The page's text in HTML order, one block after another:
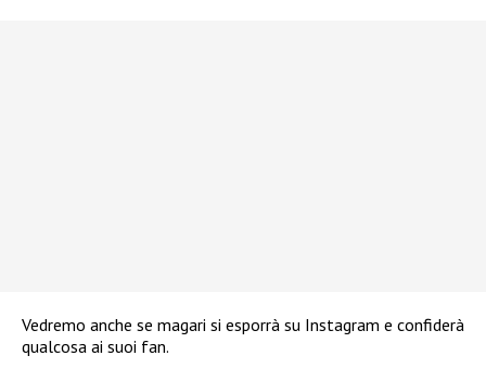
Vedremo anche se magari si esporrà su Instagram e confiderà
qualcosa ai suoi fan.